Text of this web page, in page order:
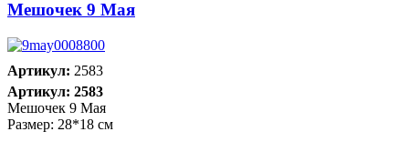
Мешочек 9 Мая
Артикул: 2583
Артикул: 2583
Мешочек 9 Мая
Размер: 28*18 см